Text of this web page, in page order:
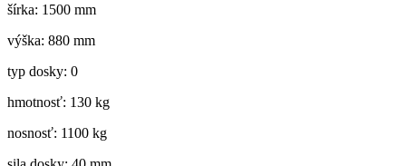
šírka: 1500 mm
výška: 880 mm
typ dosky: 0
hmotnosť: 130 kg
nosnosť: 1100 kg